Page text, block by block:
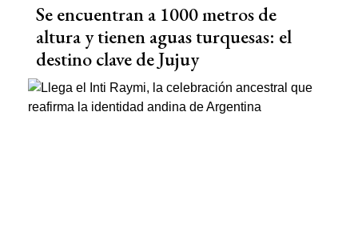
Se encuentran a 1000 metros de
altura y tienen aguas turquesas: el
destino clave de Jujuy